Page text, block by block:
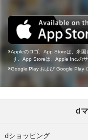
Appleのロゴ、App Storeは、米国
す。App Storeは、Apple Inc.のサ
Google Play および Google Play
d
dショッピング